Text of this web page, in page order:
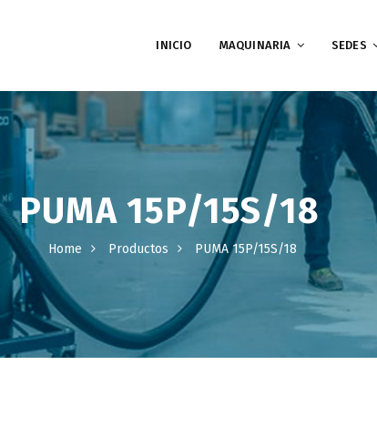
INICIO MAQUINARIA SEDES
PUMA 15P/15S/18
Home Productos PUMA 15P/15S/18